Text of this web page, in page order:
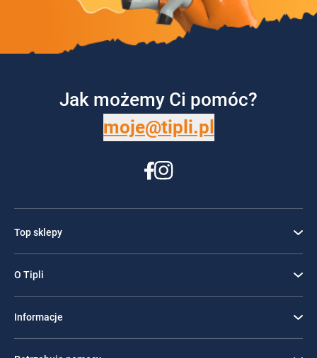
Jak możemy Ci pomóc?
moje@tipli.pl
Top sklepy
O Tipli
Informacje